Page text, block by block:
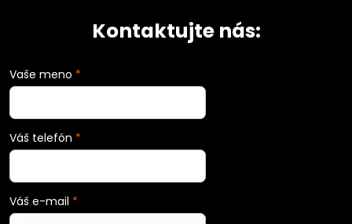
Kontaktujte nás:
Vaše meno *
Váš telefón *
Váš e-mail *